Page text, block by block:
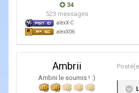
34
523 messages
alexX-C
alexX06
Ambrii
Ambrii le soumis ! :)